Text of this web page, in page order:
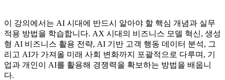
이 강의에서는 AI 시대에 반드시 알아야 할 핵심 개념과 실무
적용 방법을 학습합니다. AX 시대의 비즈니스 모델 혁신, 생성
형 AI 비즈니스 활용 전략, AI 기반 고객 행동 데이터 분석, 그
리고 AI가 가져올 미래 사회 변화까지 포괄적으로 다루며, 기
업과 개인이 AI를 활용해 경쟁력을 확보하는 방법을 배웁니
다.